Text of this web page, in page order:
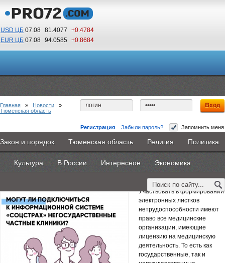
USD ЦБ 07.08 81.4077
+0.4784
EUR ЦБ 07.08 94.0585 +0.8684
01 20
По Гринвичу (GMT +5)
Регистрация Забыли пароль? Запомнить меня
Главная Новости Объявления КНИГИ ВестиNet
Каталоги 9PS Прочее
Закон и порядок Тюменская область Религия Политика
Культура В России Интересное Экономика
Главная » Новости »
Тюменская область
Могут ли частные клиники выдавать
электронный больничный?
Участвовать в формировании
электронных листков
нетрудоспособности имеют
право все медицинские
организации, имеющие
лицензию на медицинскую
деятельность. То есть как
государственные, так и